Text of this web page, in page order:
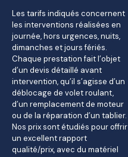
Les tarifs indiqués concernent
les interventions réalisées en
journée, hors urgences, nuits,
dimanches et jours fériés.
Chaque prestation fait l’objet
d’un devis détaillé avant
intervention, qu’il s’agisse d’un
déblocage de volet roulant,
d’un remplacement de moteur
ou de la réparation d’un tablier.
Nos prix sont étudiés pour offrir
un excellent rapport
qualité/prix, avec du matériel